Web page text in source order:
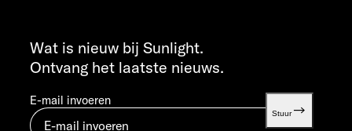
info@sunlight.de
Wat is nieuw bij Sunlight.
Ontvang het laatste nieuws.
E-mail invoeren
Stuur